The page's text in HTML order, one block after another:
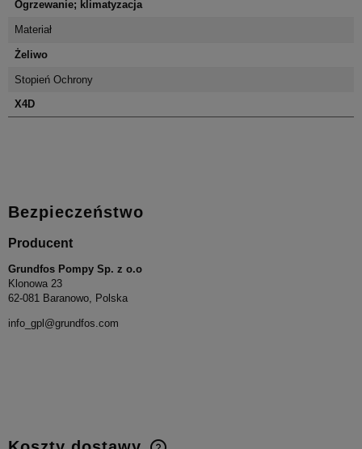
Ogrzewanie; klimatyzacja
Materiał
Żeliwo
Stopień Ochrony
X4D
Bezpieczeństwo
Producent
Grundfos Pompy Sp. z o.o
Klonowa 23
62-081 Baranowo, Polska
info_gpl@grundfos.com